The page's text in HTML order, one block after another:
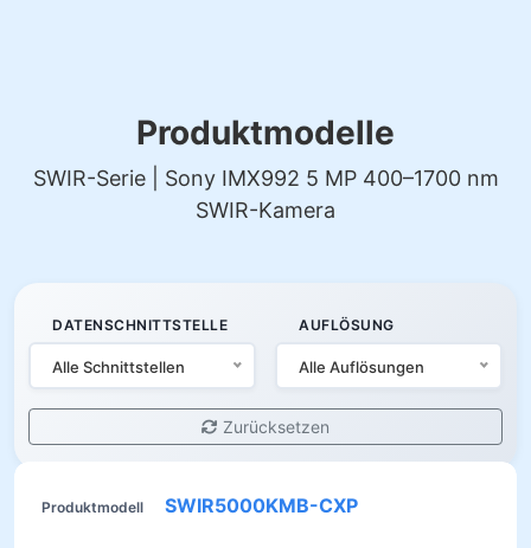
Produktmodelle
SWIR-Serie | Sony IMX992 5 MP 400–1700 nm
SWIR-Kamera
DATENSCHNITTSTELLE
Alle Schnittstellen
AUFLÖSUNG
Alle Auflösungen
Zurücksetzen
SWIR5000KMB-CXP